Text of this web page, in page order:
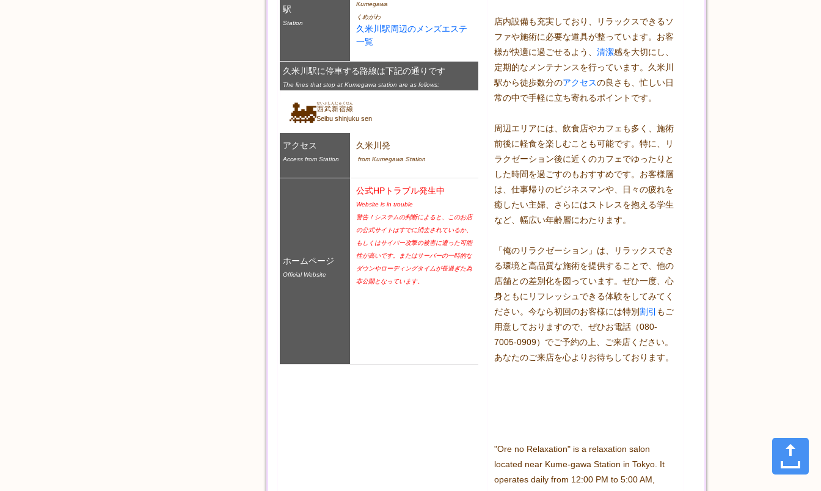
店内設備も充実しており、リラックスできるソ
ファや施術に必要な道具が整っています。お客
様が快適に過ごせるよう、 清潔感を大切にし、
定期的なメンテナンスを行っています。久米川
駅から徒歩数分のアクセスの良さも、忙しい日
常の中で手軽に立ち寄れるポイントです。
周辺エリアには、飲食店やカフェも多く、施術
前後に軽食を楽しむことも可能です。特に、リ
ラクゼーション後に近くのカフェでゆったりと
した時間を過ごすのもおすすめです。お客様層
は、仕事帰りのビジネスマンや、日々の疲れを
癒したい主婦、さらにはストレスを抱える学生
など、幅広い年齢層にわたります。
「俺のリラクゼーション」は、リラックスでき
る環境と高品質な施術を提供することで、他の
店舗との差別化を図っています。ぜひ一度、心
身ともにリフレッシュできる体験をしてみてく
ださい。今なら初回のお客様には特別割引 もご
用意しておりますので、ぜひお電話（080-
7005-0909）でご予約の上、ご来店ください。
あなたのご来店を心よりお待ちしております。
"Ore no Relaxation" is a relaxation salon
located near Kume-gawa Station in Tokyo. It
operates daily from 12:00 PM to 5:00 AM,
駅
Station
Kumegawa
くめがわ
久米川駅周辺のメンズエステ
一覧
久米川駅に停車する路線は下記の通りです
The lines that stop at Kumegawa station are as follows:
🚂西武新宿線
せいぶしんじゅくせん
Seibu shinjuku sen
アクセス
Access from Station
久米川発
from Kumegawa Station
ホームページ
Official Website
公式HPトラブル発生中
Website is in trouble
警告！システムの判断によると、このお店
の公式サイトはすでに消去されているか、
もしくはサイバー攻撃の被害に遭った可能
性が高いです。またはサーバーの一時的な
ダウンやローディングタイムが長過ぎた為
非公開となっています。